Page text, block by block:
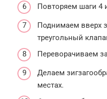
Повторяем шаги 4
Поднимаем вверх
треугольный
Переворачиваем
Делаем
местах.